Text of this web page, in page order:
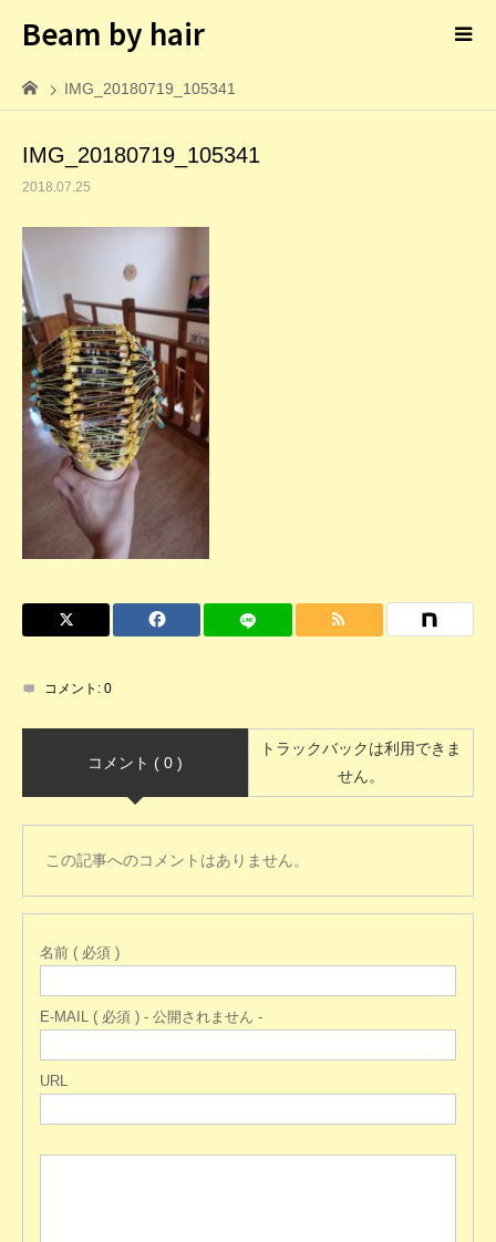
Beam by hair
IMG_20180719_105341
IMG_20180719_105341
2018.07.25
コメント: 0
コメント ( 0 )
トラックバックは利用できま
せん。
この記事へのコメントはありません。
名前 ( 必須 )
E-MAIL ( 必須 ) - 公開されません -
URL